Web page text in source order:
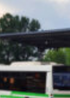
Podaj stan wodomierza
Kontakt
Oferta